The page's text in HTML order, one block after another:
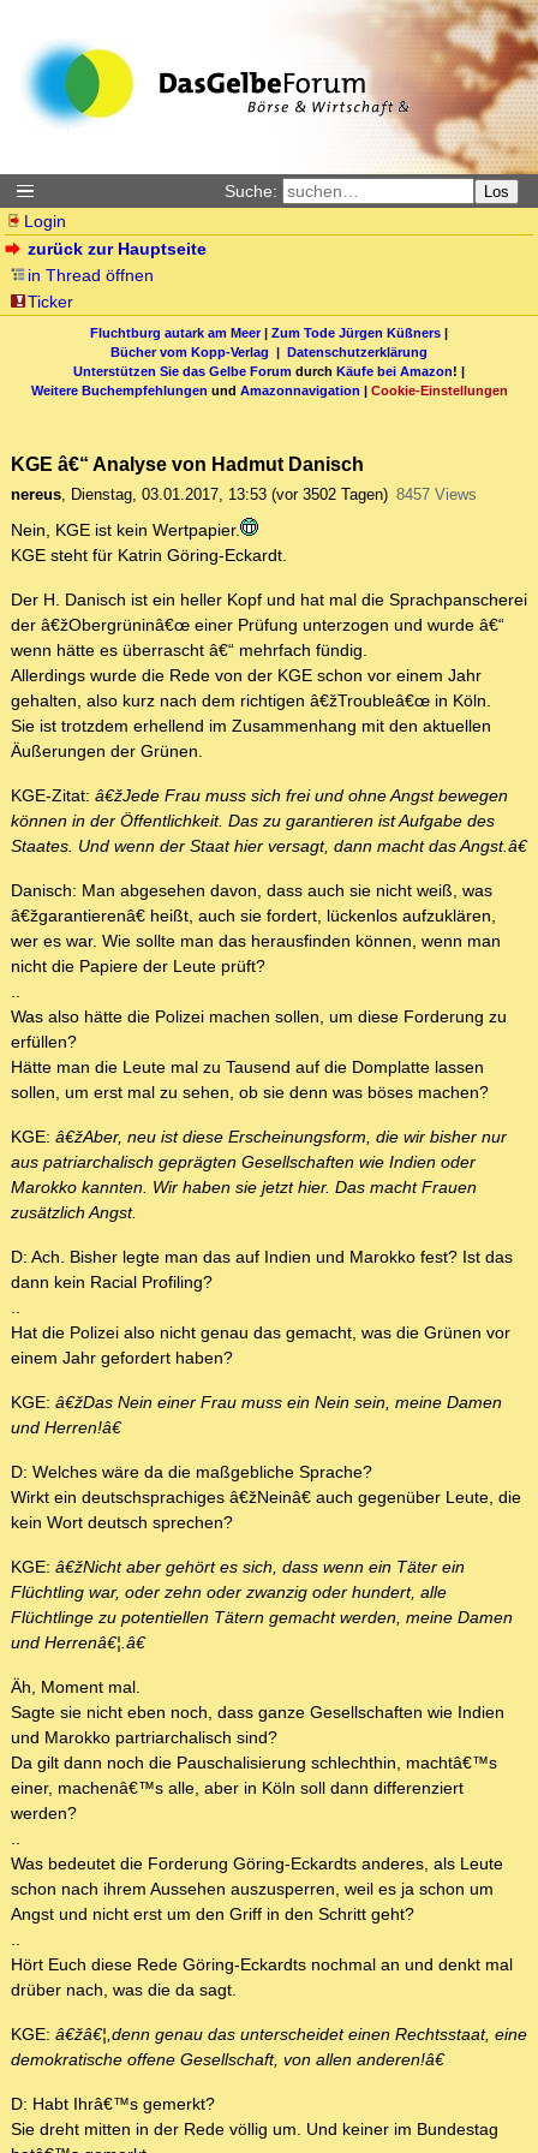
Suche: Los
Login
zurück zur Hauptseite
in Thread öffnen
Ticker
Fluchtburg autark am Meer| Zum Tode Jürgen Küßners |
Bücher vom Kopp-Verlag | Datenschutzerklärung
Unterstützen Sie das Gelbe Forum durch Käufe bei Amazon! |
Weitere Buchempfehlungen und Amazonnavigation | Cookie-Einstellungen
KGE â€“ Analyse von Hadmut Danisch
nereus, Dienstag, 03.01.2017, 13:53 (vor 3502 Tagen) 8457 Views
Nein, KGE ist kein Wertpapier.
KGE steht für Katrin Göring-Eckardt.
Der H. Danisch ist ein heller Kopf und hat mal die Sprachpanscherei
der â€žObergrüninâ€œ einer Prüfung unterzogen und wurde â€“
wenn hätte es überrascht â€“ mehrfach fündig.
Allerdings wurde die Rede von der KGE schon vor einem Jahr
gehalten, also kurz nach dem richtigen â€žTroubleâ€œ in Köln.
Sie ist trotzdem erhellend im Zusammenhang mit den aktuellen
Äußerungen der Grünen.
KGE-Zitat: â€žJede Frau muss sich frei und ohne Angst bewegen
können in der Öffentlichkeit. Das zu garantieren ist Aufgabe des
Staates. Und wenn der Staat hier versagt, dann macht das Angst.â€
Danisch: Man abgesehen davon, dass auch sie nicht weiß, was
â€žgarantierenâ€ heißt, auch sie fordert, lückenlos aufzuklären,
wer es war. Wie sollte man das herausfinden können, wenn man
nicht die Papiere der Leute prüft?
..
Was also hätte die Polizei machen sollen, um diese Forderung zu
erfüllen?
Hätte man die Leute mal zu Tausend auf die Domplatte lassen
sollen, um erst mal zu sehen, ob sie denn was böses machen?
KGE: â€žAber, neu ist diese Erscheinungsform, die wir bisher nur
aus patriarchalisch geprägten Gesellschaften wie Indien oder
Marokko kannten. Wir haben sie jetzt hier. Das macht Frauen
zusätzlich Angst.
D: Ach. Bisher legte man das auf Indien und Marokko fest? Ist das
dann kein Racial Profiling?
..
Hat die Polizei also nicht genau das gemacht, was die Grünen vor
einem Jahr gefordert haben?
KGE: â€žDas Nein einer Frau muss ein Nein sein, meine Damen
und Herren!â€
D: Welches wäre da die maßgebliche Sprache?
Wirkt ein deutschsprachiges â€žNeinâ€ auch gegenüber Leute, die
kein Wort deutsch sprechen?
KGE: â€žNicht aber gehört es sich, dass wenn ein Täter ein
Flüchtling war, oder zehn oder zwanzig oder hundert, alle
Flüchtlinge zu potentiellen Tätern gemacht werden, meine Damen
und Herrenâ€¦.â€
Äh, Moment mal.
Sagte sie nicht eben noch, dass ganze Gesellschaften wie Indien
und Marokko partriarchalisch sind?
Da gilt dann noch die Pauschalisierung schlechthin, machtâ€™s
einer, machenâ€™s alle, aber in Köln soll dann differenziert
werden?
..
Was bedeutet die Forderung Göring-Eckardts anderes, als Leute
schon nach ihrem Aussehen auszusperren, weil es ja schon um
Angst und nicht erst um den Griff in den Schritt geht?
..
Hört Euch diese Rede Göring-Eckardts nochmal an und denkt mal
drüber nach, was die da sagt.
KGE: â€žâ€¦,denn genau das unterscheidet einen Rechtsstaat, eine
demokratische offene Gesellschaft, von allen anderen!â€
D: Habt Ihrâ€™s gemerkt?
Sie dreht mitten in der Rede völlig um. Und keiner im Bundestag